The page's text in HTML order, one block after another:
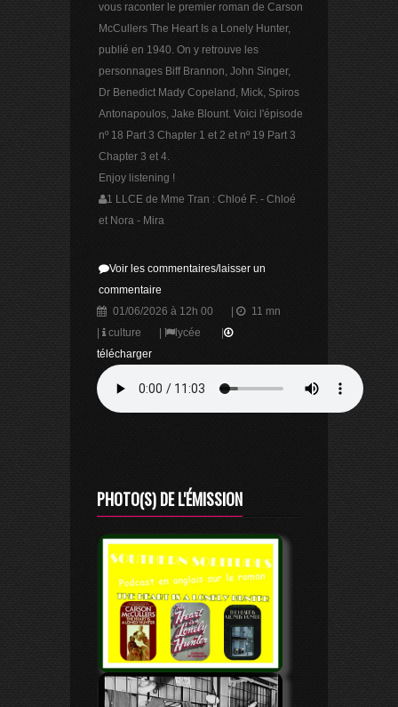
vous raconter le premier roman de Carson
McCullers The Heart Is a Lonely Hunter,
publié en 1940. On y retrouve les
personnages Biff Brannon, John Singer,
Dr Benedict Mady Copeland, Mick, Spiros
Antonapoulos, Jake Blount. Voici l'épisode
nº 18 Part 3 Chapter 1 et 2 et nº 19 Part 3
Chapter 3 et 4.
Enjoy listening !
1 LLCE de Mme Tran : Chloé F. - Chloé
et Nora - Mira
Voir les commentaires/laisser un
commentaire
01/06/2026 à 12h 00
11 mn
culture lycée
télécharger
PHOTO(S) DE L'ÉMISSION